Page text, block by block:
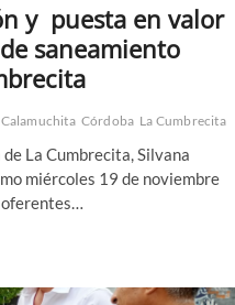
y puesta en valor
saneamiento
Calamuchita Córdoba La Cumbrecita
La Cumbrecita, Silvana
miércoles 19 de noviembre